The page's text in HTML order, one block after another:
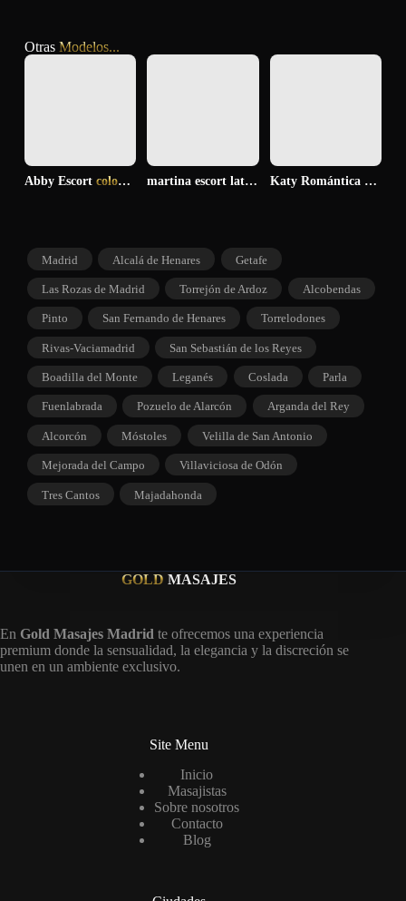
Otras Modelos...
Abby Escort colombiana morena ilusionada martina escort latina amorosa y tierna Katy Romántica
Madrid Alcalá de Henares Getafe
Las Rozas de Madrid Torrejón de Ardoz Alcobendas
Pinto San Fernando de Henares Torrelodones
Rivas-Vaciamadrid San Sebastián de los Reyes
Boadilla del Monte Leganés Coslada Parla
Fuenlabrada Pozuelo de Alarcón Arganda del Rey
Alcorcón Móstoles Velilla de San Antonio
Mejorada del Campo Villaviciosa de Odón
Tres Cantos Majadahonda
GOLD MASAJES
En Gold Masajes Madrid te ofrecemos una experiencia
premium donde la sensualidad, la elegancia y la discreción se
unen en un ambiente exclusivo.
Site Menu
Inicio
Masajistas
Sobre nosotros
Contacto
Blog